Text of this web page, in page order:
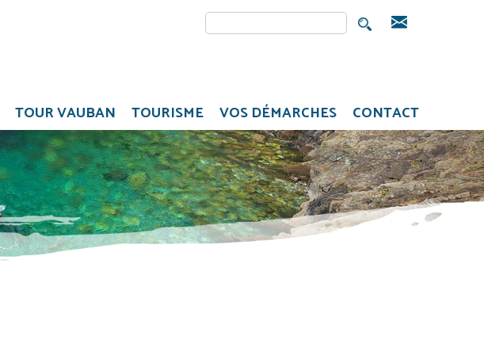
Rechercher
TOUR VAUBAN TOURISME VOS DÉMARCHES CONTACT